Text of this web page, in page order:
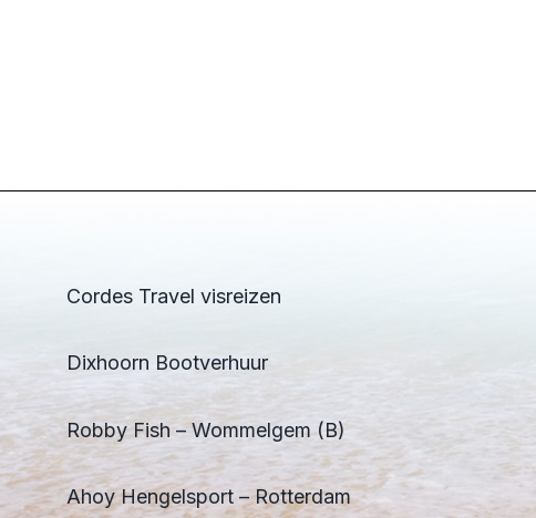
Cordes Travel visreizen
Dixhoorn Bootverhuur
Robby Fish – Wommelgem (B)
Ahoy Hengelsport – Rotterdam